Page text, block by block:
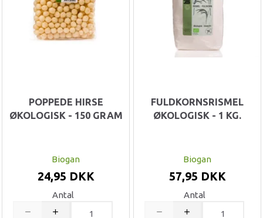
POPPEDE HIRSE
ØKOLOGISK - 150 GRAM
Biogan
24,95 DKK
Antal
FULDKORNSRISMEL
ØKOLOGISK - 1 KG.
Biogan
57,95 DKK
Antal